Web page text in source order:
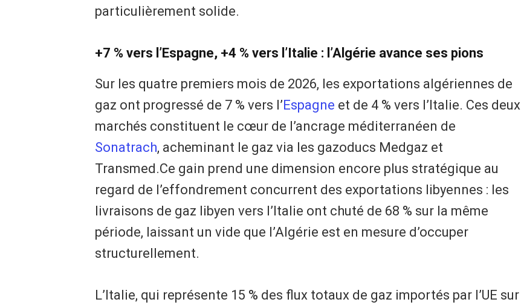
particulièrement solide.
+7 % vers l’Espagne, +4 % vers l’Italie : l’Algérie avance ses pions
Sur les quatre premiers mois de 2026, les exportations algériennes de
gaz ont progressé de 7 % vers l’ Espagne et de 4 % vers l’Italie. Ces deux
marchés constituent le cœur de l’ancrage méditerranéen de
Sonatrach, acheminant le gaz via les gazoducs Medgaz et
Transmed.Ce gain prend une dimension encore plus stratégique au
regard de l’effondrement concurrent des exportations libyennes : les
livraisons de gaz libyen vers l’Italie ont chuté de 68 % sur la même
période, laissant un vide que l’Algérie est en mesure d’occuper
structurellement.
L’Italie, qui représente 15 % des flux totaux de gaz importés par l’UE sur